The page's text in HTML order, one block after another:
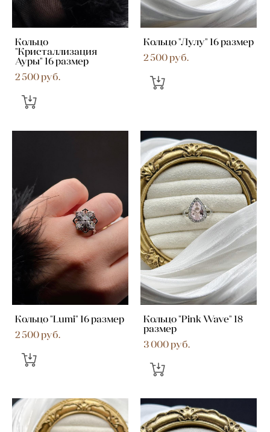
Кольцо
"Кристаллизация
Ауры" 16 размер
2 500 pуб.
Кольцо "Лулу" 16 размер
2 500 pуб.
Кольцо "Lumi" 16 размер
2 500 pуб.
Кольцо "Pink Wave" 18
размер
3 000 pуб.